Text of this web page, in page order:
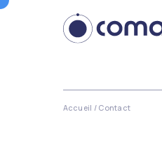
Accueil / Contact